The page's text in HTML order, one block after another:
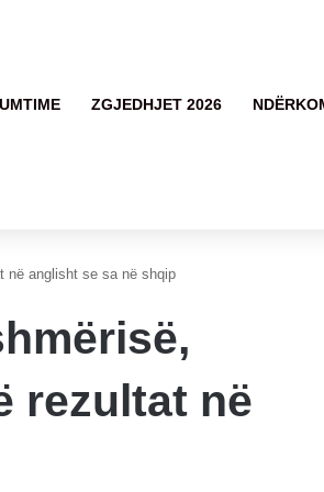
ZGJEDHJET 2026
në anglisht se sa në shqip
rezultat në